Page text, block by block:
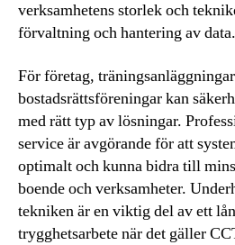
verksamhetens storlek och
förvaltning och hantering av data.
För företag,
bostadsrättsföreningar kan
med rätt typ av lösningar.
service är avgörande för att
optimalt och kunna bidra till
boende och verksamheter.
tekniken är en viktig del av ett
trygghetsarbete när det gäller